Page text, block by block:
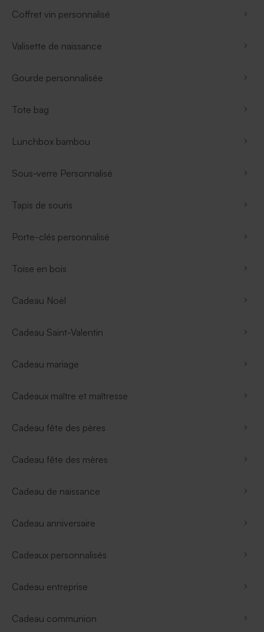
Coffret vin personnalisé
Valisette de naissance
Gourde personnalisée
Tote bag
Lunchbox bambou
Sous-verre Personnalisé
Tapis de souris
Porte-clés personnalisé
Toise en bois
Cadeau Noël
Cadeau Saint-Valentin
Cadeau mariage
Cadeaux maître et maîtresse
Cadeau fête des pères
Cadeau fête des mères
Cadeau de naissance
Cadeau anniversaire
Cadeaux personnalisés
Cadeau entreprise
Cadeau communion